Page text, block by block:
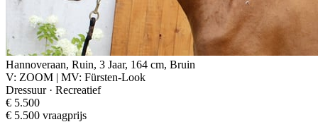
Hannoveraan, Ruin, 3 Jaar, 164 cm, Bruin
V: ZOOM | MV: Fürsten-Look
Dressuur · Recreatief
€ 5.500
€ 5.500 vraagprijs